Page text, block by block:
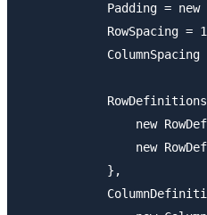
Padding = new
RowSpacing =
ColumnSpacing
RowDefinitions
new
new
            },